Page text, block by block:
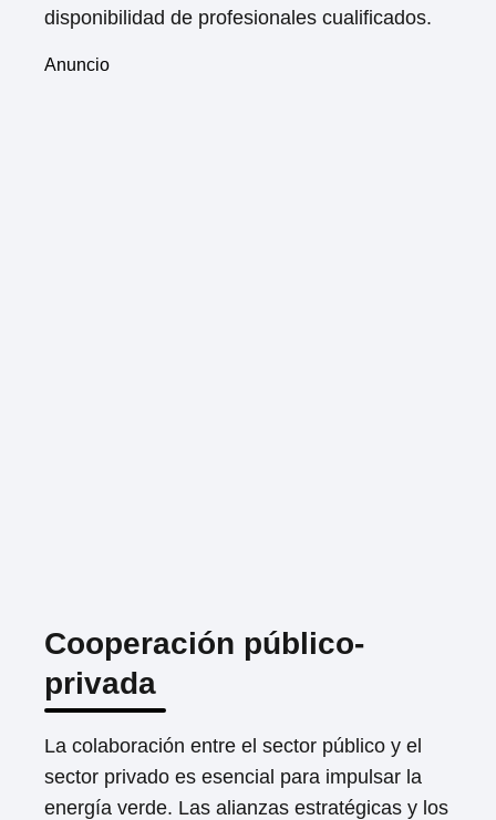
disponibilidad de profesionales cualificados.
Anuncio
Cooperación público-
privada
La colaboración entre el sector público y el
sector privado es esencial para impulsar la
energía verde. Las alianzas estratégicas y los